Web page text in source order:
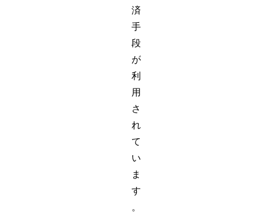
済
手
段
が
利
用
さ
れ
て
い
ま
す
。